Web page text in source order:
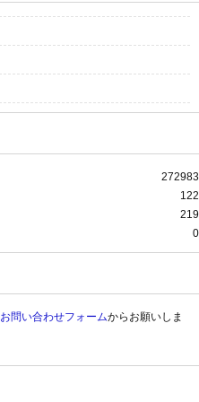
272983
122
219
0
お問い合わせフォームからお願いしま